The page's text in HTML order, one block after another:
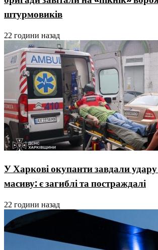
штурмовиків
22 години назад
У Харкові окупанти завдали
масиву: є загиблі та постраждалі
22 години назад